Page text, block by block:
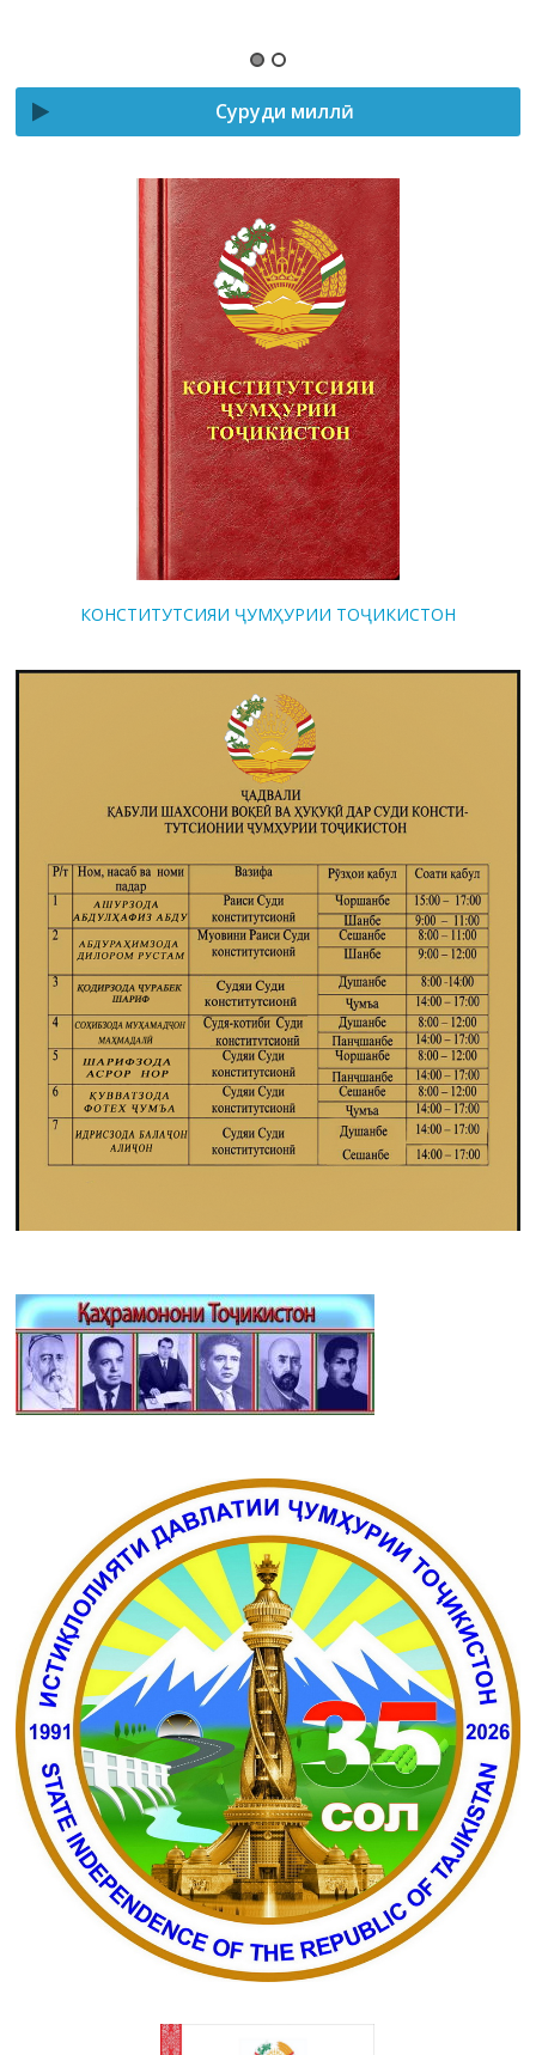
Суруди миллӣ
КОНСТИТУТСИЯИ ҶУМҲУРИИ ТОҶИКИСТОН